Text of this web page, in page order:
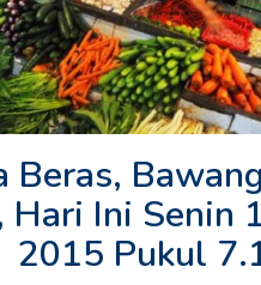
Beras,
Ini Senin
2015 Pukul